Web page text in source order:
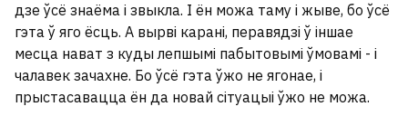
дзе ўсё знаёма і звыкла. І ён можа таму і жыве, бо ўсё
гэта ў яго ёсць. А вырві карані, перавядзі ў іншае
месца нават з куды лепшымі пабытовымі ўмовамі - і
чалавек зачахне. Бо ўсё гэта ўжо не ягонае, і
прыстасавацца ён да новай сітуацыі ўжо не можа.